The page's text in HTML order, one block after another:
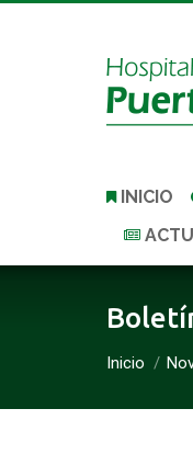
INICIO
Estás aquí:
Inicio